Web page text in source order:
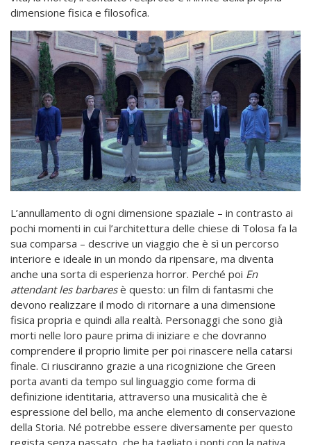
dimensione fisica e filosofica.
L’annullamento di ogni dimensione spaziale – in contrasto ai
pochi momenti in cui l’architettura delle chiese di Tolosa fa la
sua comparsa – descrive un viaggio che è sì un percorso
interiore e ideale in un mondo da ripensare, ma diventa
anche una sorta di esperienza horror. Perché poi En
attendant les barbaresè questo: un film di fantasmi che
devono realizzare il modo di ritornare a una dimensione
fisica propria e quindi alla realtà. Personaggi che sono già
morti nelle loro paure prima di iniziare e che dovranno
comprendere il proprio limite per poi rinascere nella catarsi
finale. Ci riusciranno grazie a una ricognizione che Green
porta avanti da tempo sul linguaggio come forma di
definizione identitaria, attraverso una musicalità che è
espressione del bello, ma anche elemento di conservazione
della Storia. Né potrebbe essere diversamente per questo